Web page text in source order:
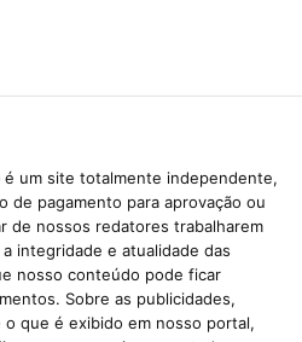
é um site totalmente independente,
de pagamento para aprovação ou
de nossos redatores trabalharem
integridade e atualidade das
nosso conteúdo pode ficar
Sobre as publicidades,
que é exibido em nosso portal,